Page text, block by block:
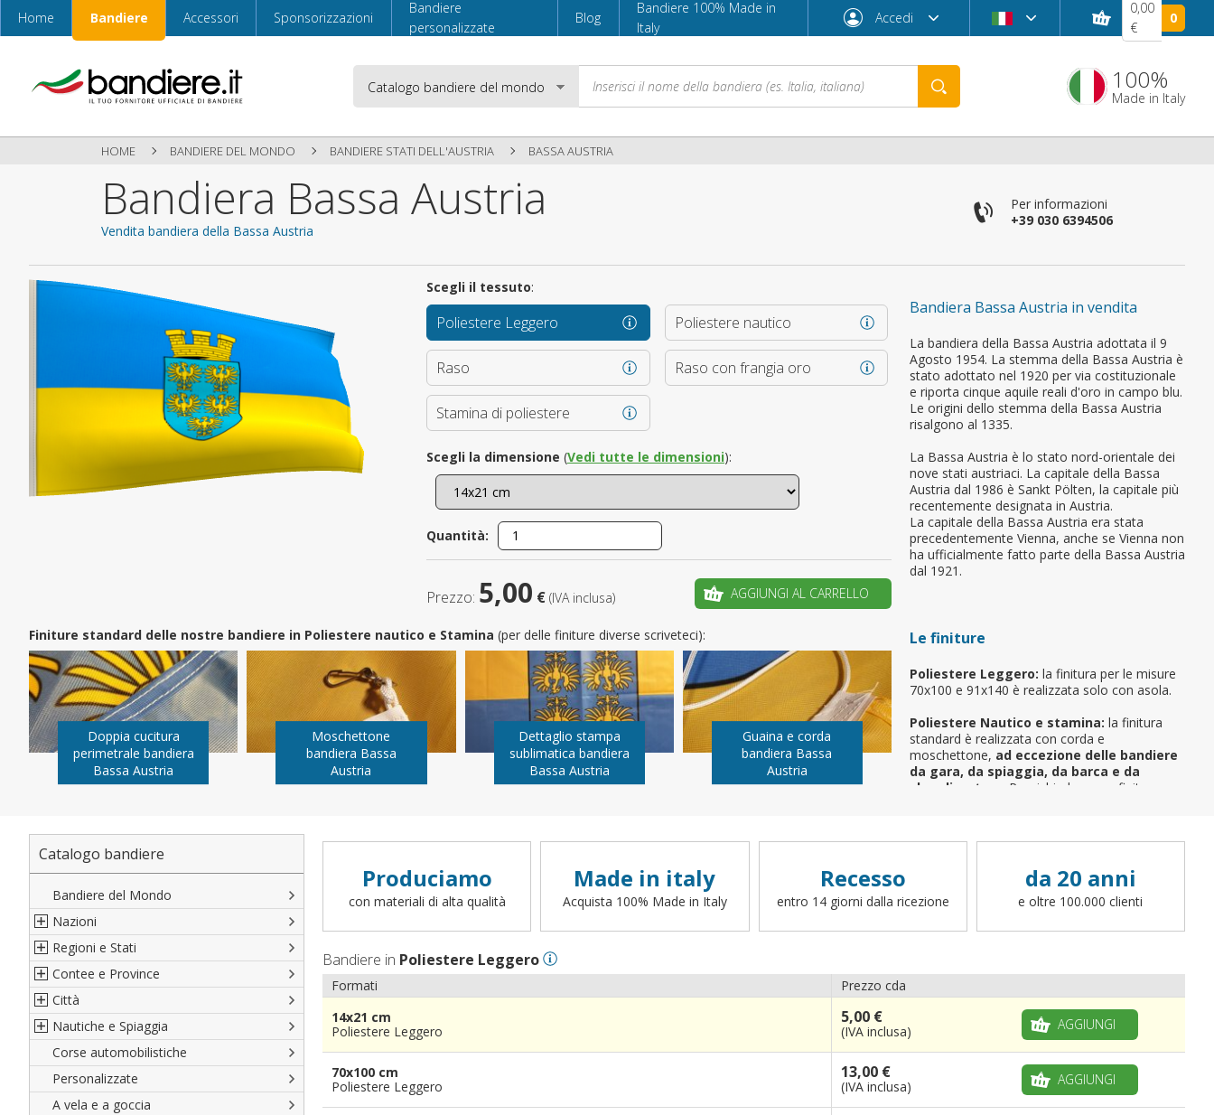
Home Bandiere Accessori Sponsorizzazioni
Bandiere
personalizzate
Blog
Bandiere 100% Made in
Italy
Accedi
Accedi
È il tuo primo ordine?
CREA UN NUOVO ACCOUNT
0,00
€
0
100%
Made in Italy
HOME BANDIERE DEL MONDO BANDIERE STATI DELL'AUSTRIA BASSA AUSTRIA
Bandiera Bassa Austria
Vendita bandiera della Bassa Austria
Per informazioni
+39 030 6394506
Bandiera Bassa Austria in vendita
La bandiera della Bassa Austria adottata il 9
Agosto 1954. La stemma della Bassa Austria è
stato adottato nel 1920 per via costituzionale
e riporta cinque aquile reali d'oro in campo blu.
Le origini dello stemma della Bassa Austria
risalgono al 1335.
La Bassa Austria è lo stato nord-orientale dei
nove stati austriaci. La capitale della Bassa
Austria dal 1986 è Sankt Pölten, la capitale più
recentemente designata in Austria.
La capitale della Bassa Austria era stata
precedentemente Vienna, anche se Vienna non
ha ufficialmente fatto parte della Bassa Austria
dal 1921.
Le finiture
Poliestere Leggero: la finitura per le misure
70x100 e 91x140 è realizzata solo con asola.
Poliestere Nautico e stamina: la finitura
standard è realizzata con corda e
moschettone, ad eccezione delle bandiere
da gara, da spiaggia, da barca e da
sbandieratore
. Per richiedere una finitura
Scegli il tessuto:
Poliestere Leggero Poliestere nautico
Raso Raso con frangia oro
Stamina di poliestere
Scegli la dimensione (Vedi tutte le dimensioni):
Quantità:
Prezzo: 5,00 € (IVA inclusa) AGGIUNGI AL CARRELLO
Finiture standard delle nostre bandiere in Poliestere nautico e Stamina (per delle finiture diverse scriveteci):
Doppia cucitura
perimetrale bandiera
Bassa Austria
Moschettone
bandiera Bassa
Austria
Dettaglio stampa
sublimatica bandiera
Bassa Austria
Guaina e corda
bandiera Bassa
Austria
Catalogo bandiere
Bandiere del Mondo
Nazioni
Nord America
Sud America
Europa
Africa
Asia
Oceania
Regioni e Stati
Regioni italiane
Territori Italiani
Stati USA
Francesi
Spagnole
Austriache
Contee e Province
Cantoni Svizzeri
Province Italiane
Province Spagnole
Francia d'oltremare
Territori britannici d'oltremare
Città
Città Italiane
Città spagnole
Città francesi
Città del mondo
Nautiche e Spiaggia
Militari e Mercantili
Codice internazionale nautico
Gran Pavese
Corse automobilistiche
Personalizzate
A vela e a goccia
Produciamo
con materiali di alta qualità
Made in italy
Acquista 100% Made in Italy
Recesso
entro 14 giorni dalla ricezione
da 20 anni
e oltre 100.000 clienti
Bandiere in Poliestere Leggero
Formati
Prezzo cda
14x21 cm
Poliestere Leggero
5,00 €
(IVA inclusa) AGGIUNGI
70x100 cm
Poliestere Leggero
13,00 €
(IVA inclusa) AGGIUNGI